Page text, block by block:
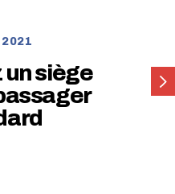
2021
un siège